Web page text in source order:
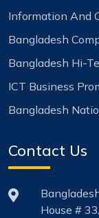
Information And
Bangladesh
Bangladesh Hi-
ICT Business
Bangladesh
Contact Us
House #